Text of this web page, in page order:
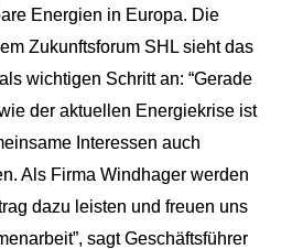
Energien in Europa. Die
Zukunftsforum SHL sieht das
wichtigen Schritt an: “Gerade
der aktuellen Energiekrise ist
Interessen auch
Als Firma Windhager werden
dazu leisten und freuen uns
sagt Geschäftsführer